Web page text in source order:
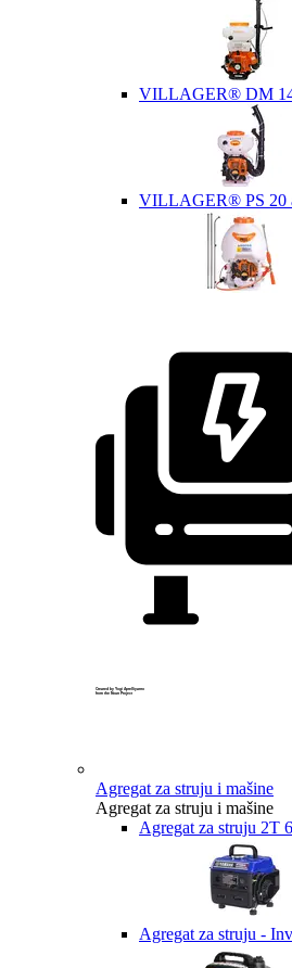
VILLAGER® DM 14
VILLAGER® PS 20
Created by Yogi Aprelliyanto
from the Noun Project
Agregat za struju i mašine
Agregat za struju i mašine
Agregat za struju 2T
Agregat za struju -